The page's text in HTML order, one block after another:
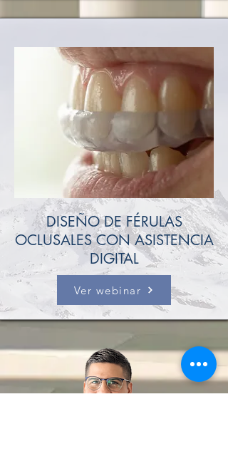
DISEÑO DE FÉRULAS
OCLUSALES CON ASISTENCIA
DIGITAL
Ver webinar